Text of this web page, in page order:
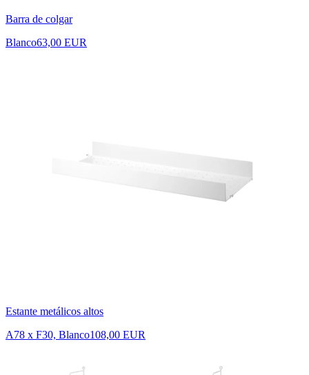
Barra de colgar
Blanco63,00 EUR
Estante metálicos altos
A78 x F30, Blanco108,00 EUR